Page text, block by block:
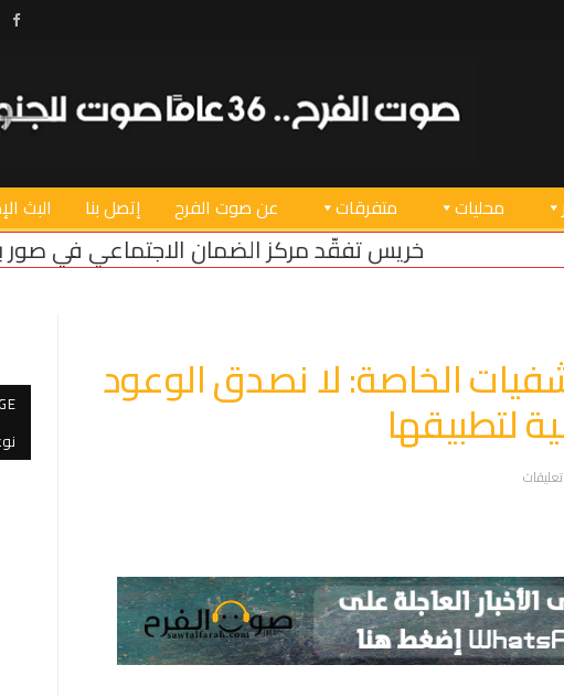
محليات متفرقات عن صوت الفرح إتصل بنا البث
خريس تفقّد مركز الضمان الاجتماعي في صور بعد عودته
الخاصة: لا نصدق الوعود
لتطبيقها